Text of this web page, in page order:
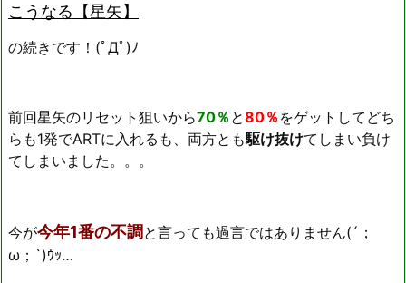
こうなる【星矢】
の続きです！(ﾟДﾟ)ﾉ
前回星矢のリセット狙いから70％ と80％ をゲットしてどち
らも1発でARTに入れるも、両方とも駆け抜けてしまい負け
てしまいました。。。
今が今年1番の不調 と言っても過言ではありません(´；
ω；`)ｳｯ…